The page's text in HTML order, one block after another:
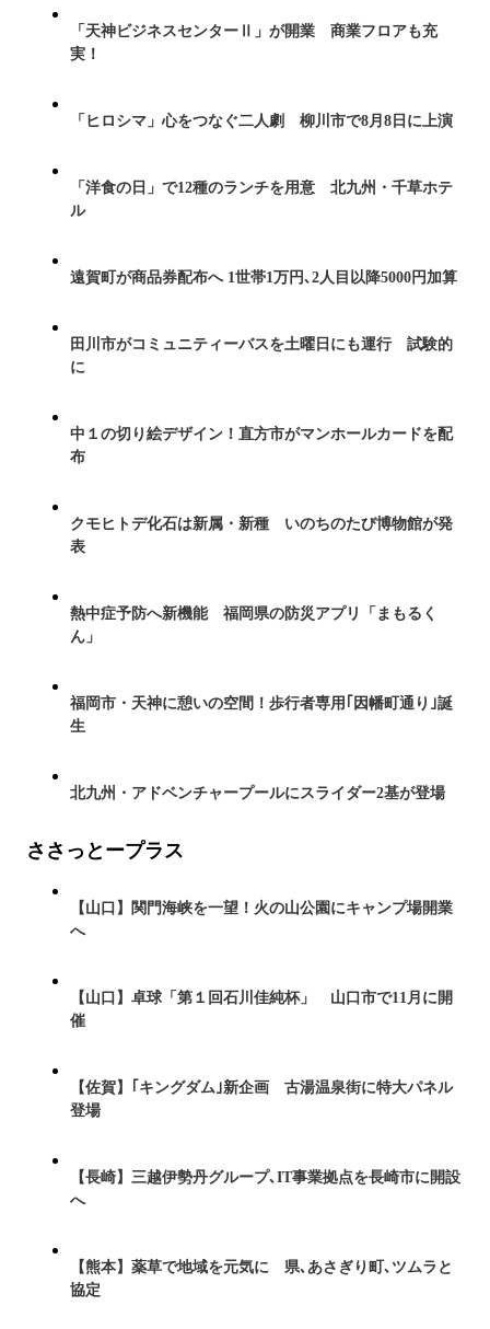
「天神ビジネスセンターⅡ」が開業 商業フロアも充
実！
「ヒロシマ」心をつなぐ二人劇 柳川市で8月8日に上演
「洋食の日」で12種のランチを用意 北九州・千草ホテ
ル
遠賀町が商品券配布へ 1世帯1万円､2人目以降5000円加算
田川市がコミュニティーバスを土曜日にも運行 試験的
に
中１の切り絵デザイン！直方市がマンホールカードを配
布
クモヒトデ化石は新属・新種 いのちのたび博物館が発
表
熱中症予防へ新機能 福岡県の防災アプリ「まもるく
ん」
福岡市・天神に憩いの空間！歩行者専用｢因幡町通り｣誕
生
北九州・アドベンチャープールにスライダー2基が登場
ささっとープラス
【山口】関門海峡を一望！火の山公園にキャンプ場開業
へ
【山口】卓球「第１回石川佳純杯」 山口市で11月に開
催
【佐賀】｢キングダム｣新企画 古湯温泉街に特大パネル
登場
【長崎】三越伊勢丹グループ､IT事業拠点を長崎市に開設
へ
【熊本】薬草で地域を元気に 県､あさぎり町､ツムラと
協定